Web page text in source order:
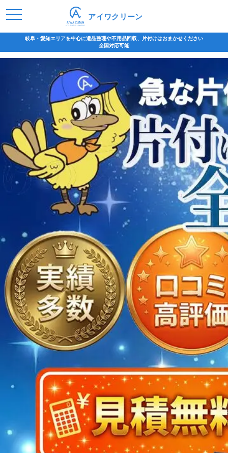
アイワクリーン